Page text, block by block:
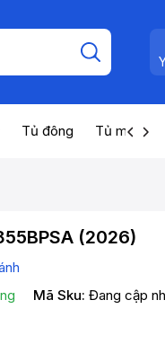
Tủ đông Tủ mát
(2026)
Mã Sku: Đang cập